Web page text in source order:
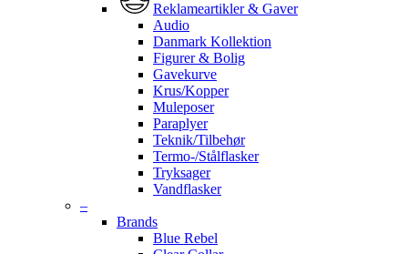
Reklameartikler & Gaver
Audio
Danmark Kollektion
Figurer & Bolig
Gavekurve
Krus/Kopper
Muleposer
Paraplyer
Teknik/Tilbehør
Termo-/Stålflasker
Tryksager
Vandflasker
–
Brands
Blue Rebel